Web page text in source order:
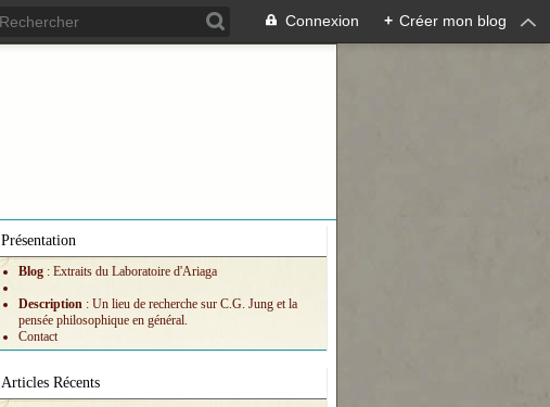
Connexion + Créer mon blog
Présentation
Blog : Extraits du Laboratoire d'Ariaga
Description : Un lieu de recherche sur C.G. Jung et la
pensée philosophique en général.
Contact
Articles Récents